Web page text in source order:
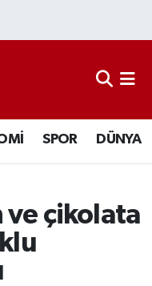
SPOR DÜNYA
ve çikolata